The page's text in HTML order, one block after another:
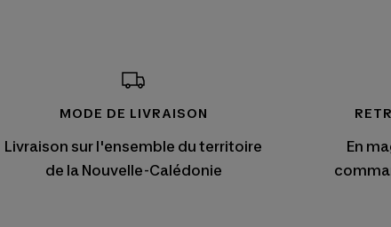
MODE DE LIVRAISON
Livraison sur l'ensemble du territoire
de la Nouvelle-Calédonie
En